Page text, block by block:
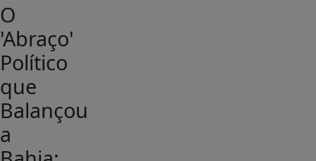
O
'Abraço'
Político
que
Balançou
a